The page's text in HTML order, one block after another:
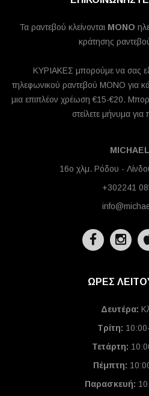
Τα ραντεβού κλείνονται MONO
κράτησης
ΚΥΡΙΑΚΕΣ μπορούμε να σας
τηλεφωνικού ραντεβού ΜΟΝΟ για
μια επιπλέον χρέωση €15-€20.
στείλετε μήνυμα
16ο χλμ. Ρόδου -
+302241
ΩΡΕΣ
Δευτέρα:
Τρίτη:
Τετάρτη:
Πέμπτη:
Παρασκευή: